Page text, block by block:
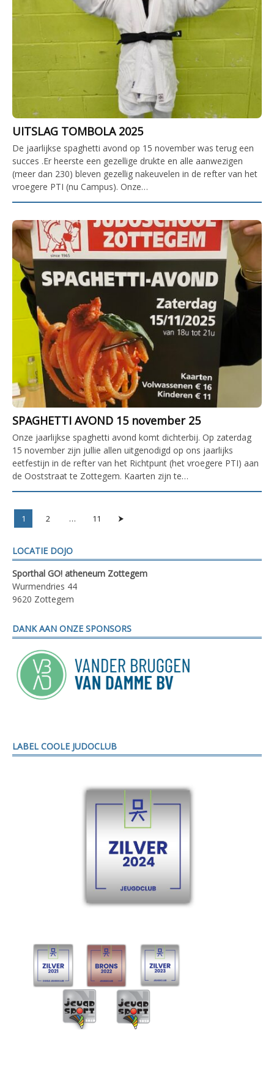
UITSLAG TOMBOLA 2025
De jaarlijkse spaghetti avond op 15 november was terug een
succes .Er heerste een gezellige drukte en alle aanwezigen
(meer dan 230) bleven gezellig nakeuvelen in de refter van het
vroegere PTI (nu Campus). Onze…
SPAGHETTI AVOND 15 november 25
Onze jaarlijkse spaghetti avond komt dichterbij. Op zaterdag
15 november zijn jullie allen uitgenodigd op ons jaarlijks
eetfestijn in de refter van het Richtpunt (het vroegere PTI) aan
de Ooststraat te Zottegem. Kaarten zijn te…
Berichten
paginering
Pagina
1 Pagina
2 … Pagina
11
LOCATIE DOJO
Sporthal GO! atheneum Zottegem
Wurmendries 44
9620 Zottegem
DANK AAN ONZE SPONSORS
LABEL COOLE JUDOCLUB